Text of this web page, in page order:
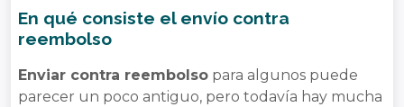
En qué consiste el envío contra
reembolso
Enviar contra reembolso para algunos puede
parecer un poco antiguo, pero todavía hay mucha